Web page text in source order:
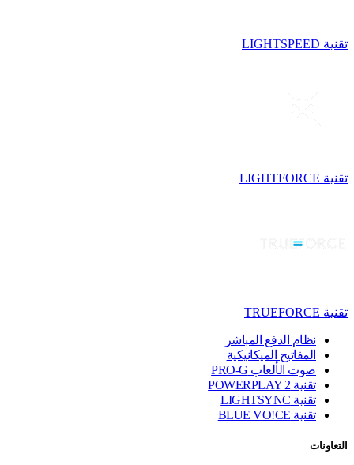
تقنية LIGHTSPEED
تقنية LIGHTFORCE
تقنية TRUEFORCE
نظام الدفع المباشر
المفاتيح الميكانيكية
صوت الألعاب PRO-G
تقنية ‏POWERPLAY 2
تقنية LIGHTSYNC
تقنية BLUE VO!CE
التعاونات